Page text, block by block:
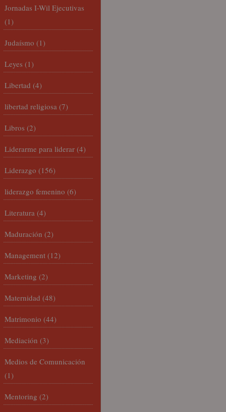
Jornadas I-Wil Ejecutivas
(1)
Judaísmo (1)
Leyes (1)
Libertad (4)
libertad religiosa (7)
Libros (2)
Liderarme para liderar (4)
Liderazgo (156)
liderazgo femenino (6)
Literatura (4)
Maduración (2)
Management (12)
Marketing (2)
Maternidad (48)
Matrimonio (44)
Mediación (3)
Medios de Comunicación
(1)
Mentoring (2)